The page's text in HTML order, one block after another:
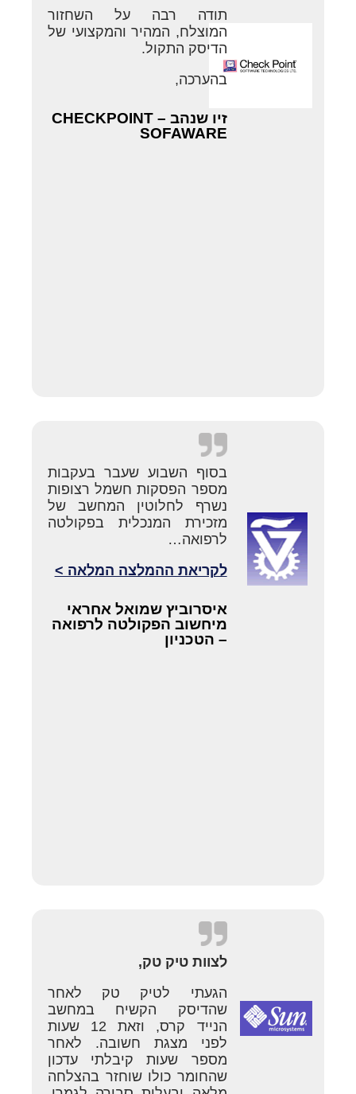
תודה רבה על השחזור
המוצלח, המהיר והמקצועי של
הדיסק התקול.
בהערכה,
זיו שנהב – CHECKPOINT
SOFAWARE
בסוף השבוע שעבר בעקבות
מספר הפסקות חשמל רצופות
נשרף לחלוטין המחשב של
מזכירת המנכלית בפקולטה
לרפואה…
לקריאת ההמלצה המלאה >
איסרוביץ שמואל אחראי
מיחשוב הפקולטה לרפואה
– הטכניון
לצוות טיק טק,
הגעתי לטיק טק לאחר
שהדיסק הקשיח במחשב
הנייד קרס, וזאת 12 שעות
לפני מצגת חשובה. לאחר
מספר שעות קיבלתי עדכון
שהחומר כולו שוחזר בהצלחה